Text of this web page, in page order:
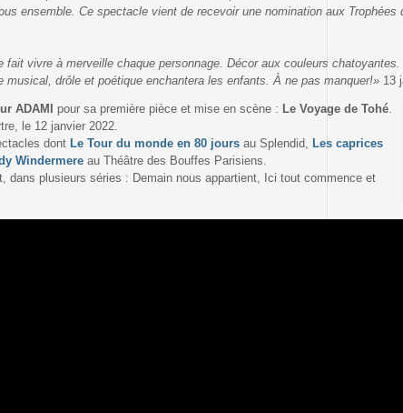
ensemble. Ce spectacle vient de recevoir une nomination aux
vivre à merveille chaque personnage. Décor aux couleurs
drôle et poétique enchantera les enfants. À ne pas manquer!» 13
ADAMI pour sa première pièce et mise en scène : Le Voyage de Tohé.
le 12 janvier 2022.
dont Le Tour du monde en 80 jours au Splendid, Les caprices
Windermere au Théâtre des Bouffes Parisiens.
dans plusieurs séries : Demain nous appartient, Ici tout commence et